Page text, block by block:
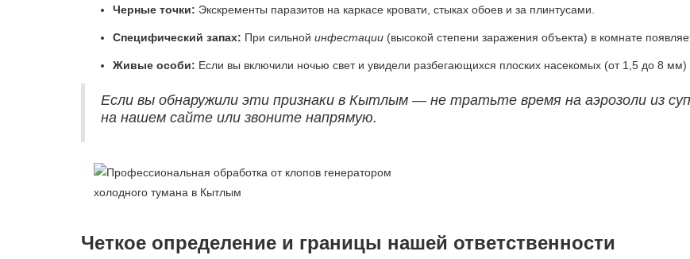
Черные точки: Экскременты паразитов на каркасе кровати, стыках обоев и за плинтусами.
Специфический запах: При сильной инфестации (высокой степени заражения объекта) в комнате
Живые особи: Если вы включили ночью свет и увидели разбегающихся плоских насекомых (от 1,5 до 8
Если вы обнаружили эти признаки в Кытлым — не тратьте время на аэрозоли из
на нашем сайте или звоните напрямую.
Четкое определение и границы нашей ответственности